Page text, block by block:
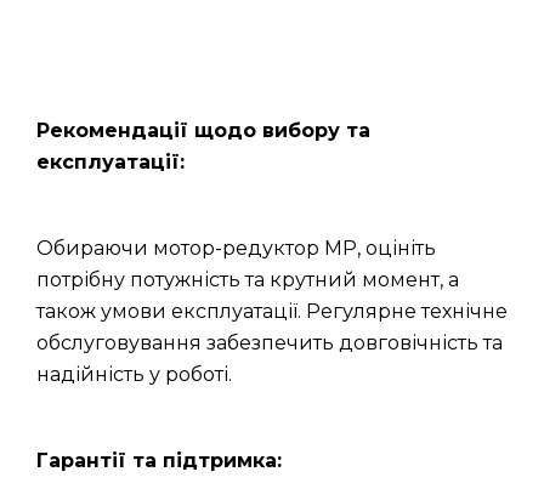
Рекомендації щодо вибору та
експлуатації:
Обираючи мотор-редуктор МР, оцініть
потрібну потужність та крутний момент, а
також умови експлуатації. Регулярне технічне
обслуговування забезпечить довговічність та
надійність у роботі.
Гарантії та підтримка: